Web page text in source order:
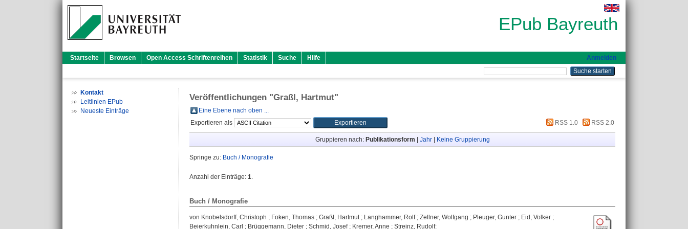
EPub Bayreuth
Startseite Browsen Open Access Schriftenreihen Statistik Suche Hilfe Anmelden
Kontakt
Leitlinien EPub
Neueste Einträge
Veröffentlichungen "Graßl, Hartmut"
Eine Ebene nach oben ...
Exportieren als
RSS 1.0 RSS 2.0
Gruppieren nach: Publikationsform Jahr| Keine Gruppierung
Springe zu: Buch / Monografie
Anzahl der Einträge: 1.
Buch / Monografie
von Knobelsdorff, Christoph ; Foken, Thomas ; Graßl, Hartmut; Langhammer, Rolf; Zellner, Wolfgang ; Pleuger, Gunter ; Eid, Volker ;
Beierkuhnlein, Carl ; Brüggemann, Dieter ; Schmid, Josef; Kremer, Anne ; Streinz, Rudolf: